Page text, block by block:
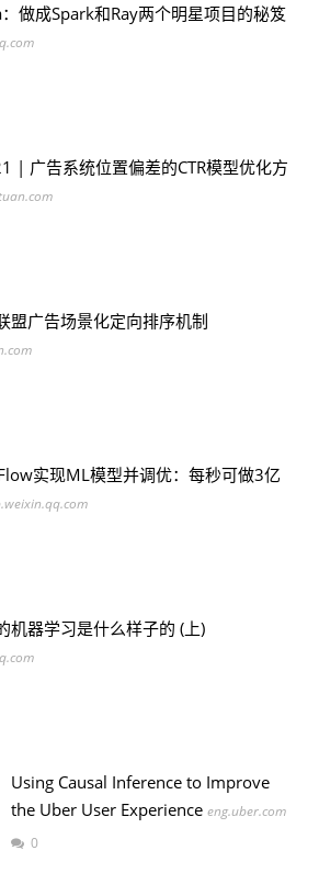
做成Spark和Ray两个明星项目的秘笈
| 广告系统位置偏差的CTR模型优化方
盟广告场景化定向排序机制
实现ML模型并调优：每秒可做3亿
机器学习是什么样子的 (上)
Using Causal Inference to Improve
the Uber User Experience eng.uber.com
0